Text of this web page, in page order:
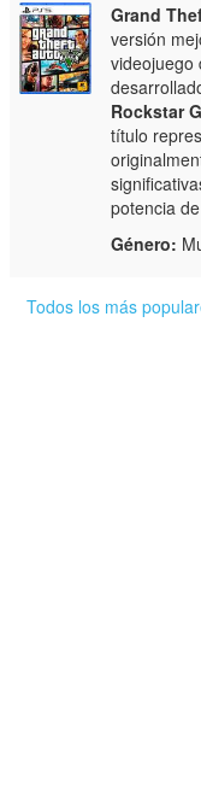
Grand
versión
videojuego
Rockstar
título
potencia
Género:
Todos los más